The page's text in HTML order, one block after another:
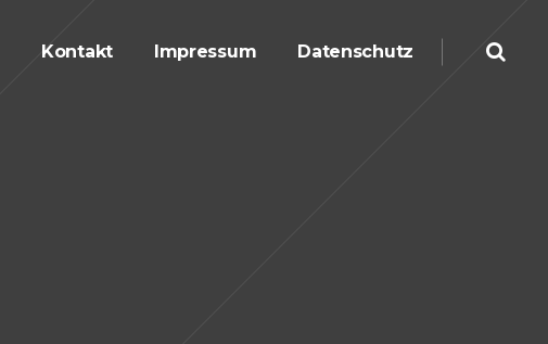
Kontakt Impressum Datenschutz